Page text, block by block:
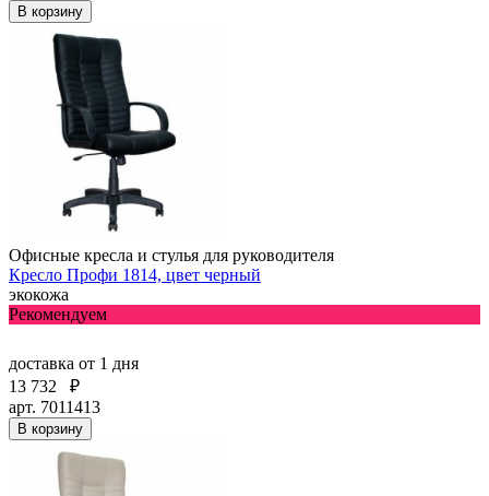
В корзину
Офисные кресла и стулья для руководителя
Кресло Профи 1814, цвет черный
экокожа
Рекомендуем
доставка от 1 дня
13 732
₽
арт. 7011413
В корзину